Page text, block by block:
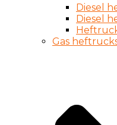
Diesel
Diesel
Gas